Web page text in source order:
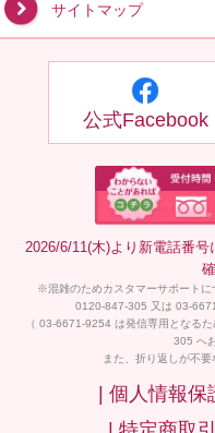
サイトマップ
公式Facebook
2026/6/11(木)より新電話番
※混雑のためカスタマーサポート
0120-847-305 又は 03-
（ 03-6671-9254 は発信専用となる
305 へ
また、折り返しが不要
| 個人情報保